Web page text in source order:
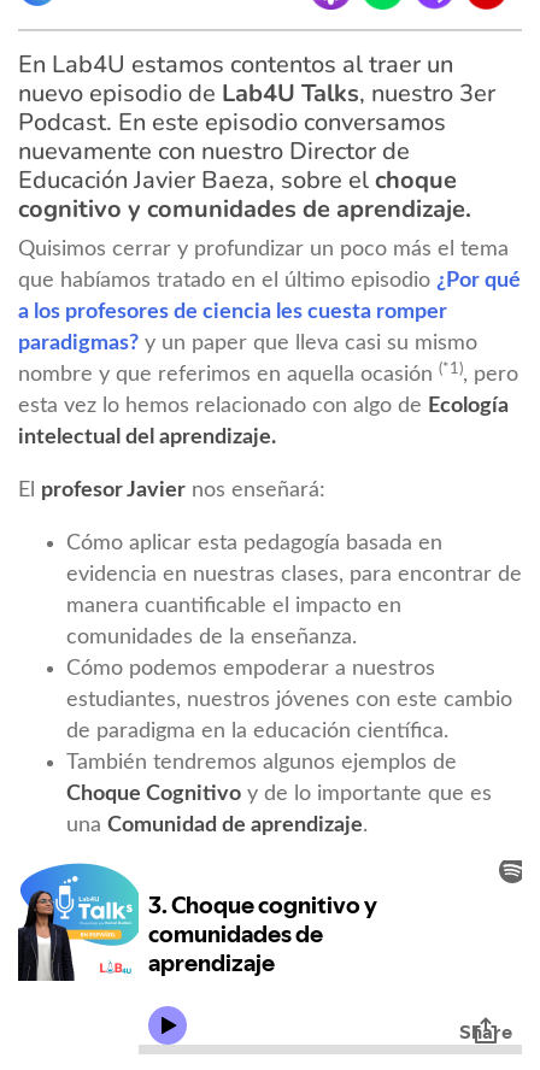
En Lab4U estamos contentos al traer un
nuevo episodio de Lab4U Talks, nuestro 3er
Podcast. En este episodio conversamos
nuevamente con nuestro Director de
Educación Javier Baeza, sobre elchoque
cognitivo y comunidades de aprendizaje.
Quisimos cerrar y profundizar un poco más el tema
que habíamos tratado en el último episodio ¿Por qué
a los profesores de ciencia les cuesta romper
paradigmas? y un paper que lleva casi su mismo
nombre y que referimos en aquella ocasión (*1), pero
esta vez lo hemos relacionado con algo de Ecología
intelectual del aprendizaje.
El profesor Javier nos enseñará:
Cómo aplicar esta pedagogía basada en
evidencia en nuestras clases, para encontrar de
manera cuantificable el impacto en
comunidades de la enseñanza.
Cómo podemos empoderar a nuestros
estudiantes, nuestros jóvenes con este cambio
de paradigma en la educación científica.
También tendremos algunos ejemplos de
Choque Cognitivo y de lo importante que es
una Comunidad de aprendizaje.